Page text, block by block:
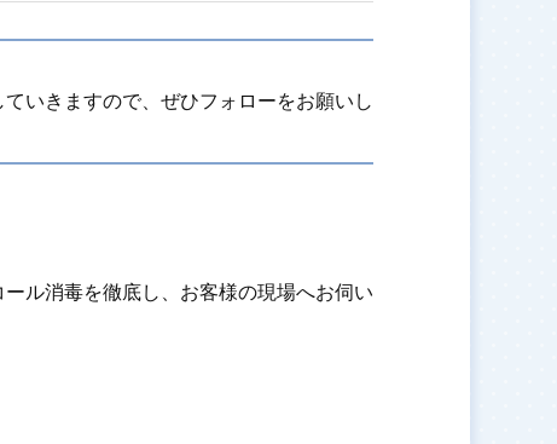
いきますので、ぜひフォローをお願いし
ル消毒を徹底し、お客様の現場へお伺い